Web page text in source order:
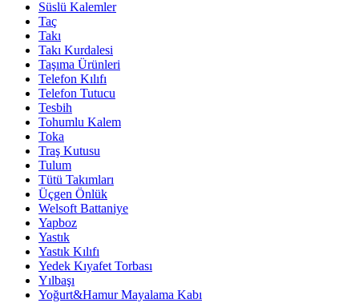
Süslü Kalemler
Taç
Takı
Takı Kurdalesi
Taşıma Ürünleri
Telefon Kılıfı
Telefon Tutucu
Tesbih
Tohumlu Kalem
Toka
Traş Kutusu
Tulum
Tütü Takımları
Üçgen Önlük
Welsoft Battaniye
Yapboz
Yastık
Yastık Kılıfı
Yedek Kıyafet Torbası
Yılbaşı
Yoğurt&Hamur Mayalama Kabı